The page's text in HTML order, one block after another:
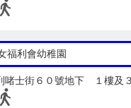
福利會幼稚園
啫士街６０號地下 １樓及